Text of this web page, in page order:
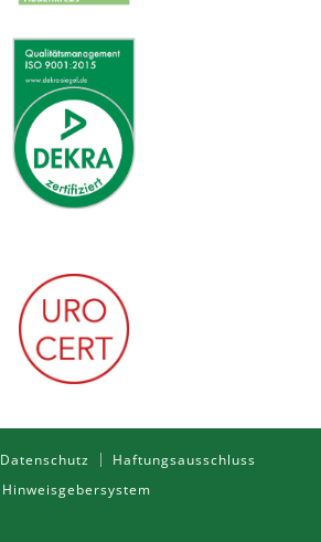
Datenschutz
Haftungsausschluss
Hinweisgebersystem